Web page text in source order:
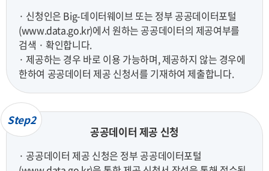
· 신청인은 Big-데이터웨이브 또는 정부 공공데이터포털
(www.data.go.kr)에서 원하는 공공데이터의 제공여부를
검색 · 확인합니다.
· 제공하는 경우 바로 이용 가능하며, 제공하지 않는 경우에
한하여 공공데이터 제공 신청서를 기재하여 제출합니다.
Step2
공공데이터 제공 신청
· 공공데이터 제공 신청은 정부 공공데이터포털